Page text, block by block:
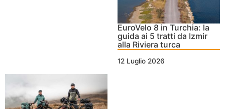
EuroVelo 8 in Turchia: la
guida ai 5 tratti da Izmir
alla Riviera turca
12 Luglio 2026